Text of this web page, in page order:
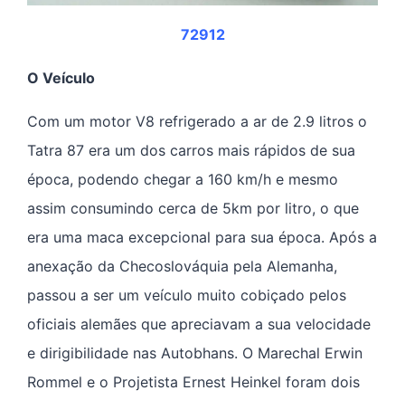
72912
O Veículo
Com um motor V8 refrigerado a ar de 2.9 litros o
Tatra 87 era um dos carros mais rápidos de sua
época, podendo chegar a 160 km/h e mesmo
assim consumindo cerca de 5km por litro, o que
era uma maca excepcional para sua época. Após a
anexação da Checoslováquia pela Alemanha,
passou a ser um veículo muito cobiçado pelos
oficiais alemães que apreciavam a sua velocidade
e dirigibilidade nas Autobhans. O Marechal Erwin
Rommel e o Projetista Ernest Heinkel foram dois